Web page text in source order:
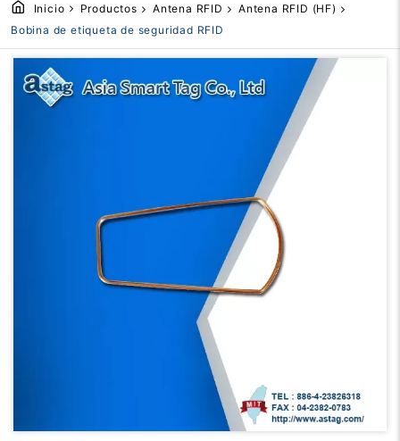
Inicio Productos Antena RFID
Antena RFID (HF)
Bobina de etiqueta de seguridad RFID